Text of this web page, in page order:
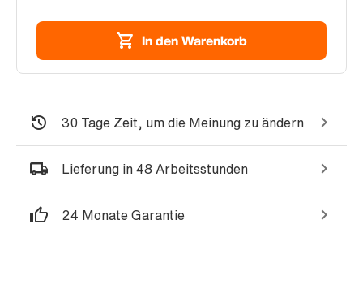
In den Warenkorb
30 Tage Zeit, um die Meinung zu ändern
Lieferung in 48 Arbeitsstunden
24 Monate Garantie